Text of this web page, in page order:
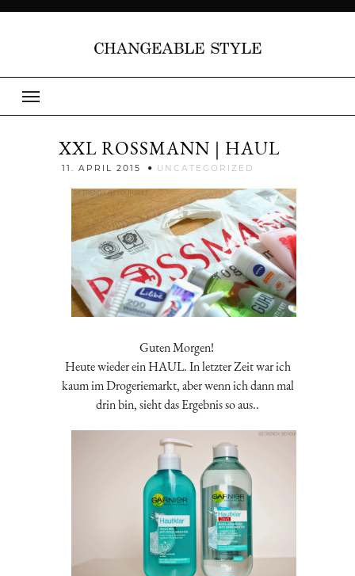
XXL ROSSMANN | HAUL
11. APRIL 2015 UNCATEGORIZED
Guten Morgen!
Heute wieder ein HAUL. In letzter Zeit war ich
kaum im Drogeriemarkt, aber wenn ich dann mal
drin bin, sieht das Ergebnis so aus..